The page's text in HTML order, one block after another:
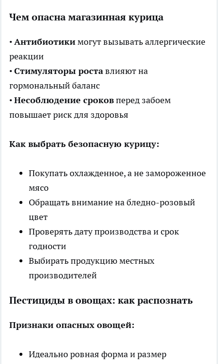
Чем опасна магазинная курица
•Антибиотикимогут вызывать аллергические
реакции
•Стимуляторы роставлияют на
гормональный баланс
•Несоблюдение сроковперед забоем
повышает риск для здоровья
Как выбрать безопасную курицу:
Покупать охлажденное, а не замороженное
мясо
Обращать внимание на бледно-розовый
цвет
Проверять дату производства и срок
годности
Выбирать продукцию местных
производителей
Пестициды в овощах: как распознать
Признаки опасных овощей:
Идеально ровная форма и размер